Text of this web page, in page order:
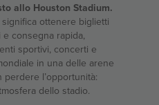
allo Houston Stadium.
ottenere biglietti
consegna rapida,
sportivi, concerti e
in una delle arene
l’opportunità:
dello stadio.